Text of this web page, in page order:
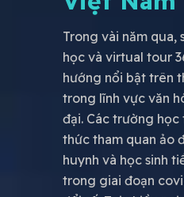
Trong vài năm qua,
học và virtual tour
hướng nổi bật trên
trong lĩnh vực văn
đại. Các trường học
thức tham quan ảo
huynh và học sinh
trong giai đoạn